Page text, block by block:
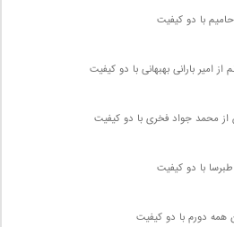
با دو کیفیت
از امیر بارانی بهبهانی با دو کیفیت
از محمد جواد فخری با دو کیفیت
با دو کیفیت
همه دورم با دو کیفیت